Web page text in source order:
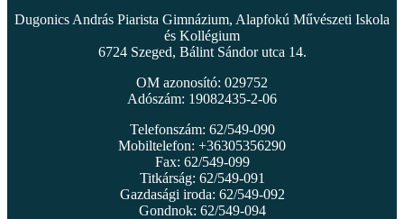
Dugonics András Piarista Gimnázium, Alapfokú Művészeti Iskola
és Kollégium
6724 Szeged, Bálint Sándor utca 14.
OM azonosító: 029752
Adószám: 19082435-2-06
Telefonszám: 62/549-090
Mobiltelefon: +36305356290
Fax: 62/549-099
Titkárság: 62/549-091
Gazdasági iroda: 62/549-092
Gondnok: 62/549-094